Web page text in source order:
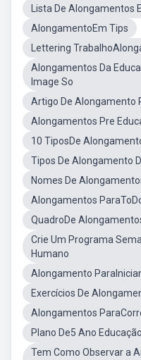
Lista De Alongamentos
AlongamentoEm Tips
Lettering
Alongamentos Da
Image So
Artigo De Alongamento
Alongamentos Pre
10 TiposDe
Tipos De Alongamento
Nomes De
Alongamentos
QuadroDe
Crie Um Programa
Humano
Alongamento
Exercícios De
Alongamentos
Plano De5 Ano
Tem Como Observar a